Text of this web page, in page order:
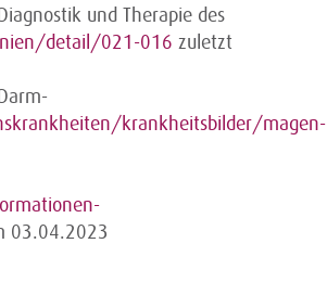
und Therapie des
detail/021-016 zuletzt
krankheitsbilder/magen-
03.04.2023